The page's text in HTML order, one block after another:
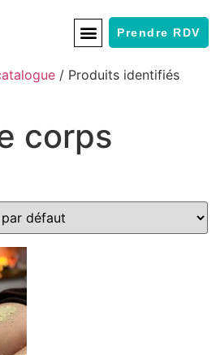
Prendre RDV
/ Produits identifiés
corps